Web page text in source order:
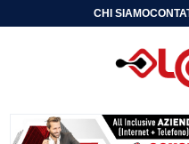
CHI SIAMO